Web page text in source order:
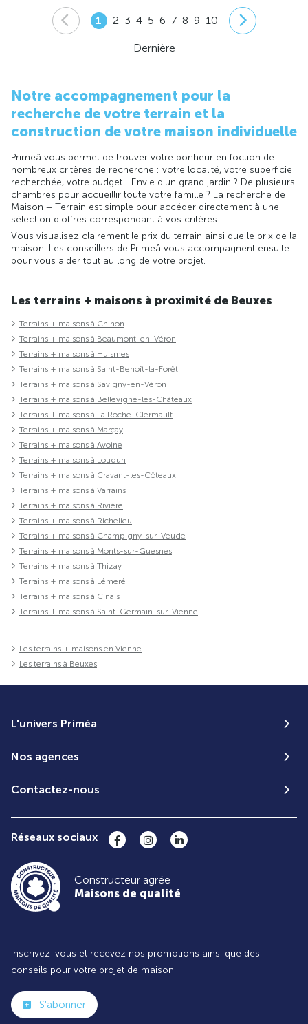
1 2 3 4 5 6 7 8 9 10
Dernière
Notre accompagnement pour la
recherche de votre terrain et la
construction de votre maison individuelle
Primeâ vous permet de trouver votre bonheur en foction de
nombreux critères de recherche : votre localité, votre superficie
recherchée, votre budget... Envie d'un grand jardin ? De plusieurs
chambres pour accueillir toute votre famille ? La recherche de
Maison + Terrain est simple pour accéder directement à une
sélection d'offres correspondant à vos critères.
Vous visualisez clairement le prix du terrain ainsi que le prix de la
maison. Les conseillers de Primeâ vous accompagnent ensuite
pour vous aider tout au long de votre projet.
Les terrains + maisons à proximité de Beuxes
Terrains + maisons à Chinon
Terrains + maisons à Beaumont-en-Véron
Terrains + maisons à Huismes
Terrains + maisons à Saint-Benoît-la-Forêt
Terrains + maisons à Savigny-en-Véron
Terrains + maisons à Bellevigne-les-Châteaux
Terrains + maisons à La Roche-Clermault
Terrains + maisons à Marçay
Terrains + maisons à Avoine
Terrains + maisons à Loudun
Terrains + maisons à Cravant-les-Côteaux
Terrains + maisons à Varrains
Terrains + maisons à Rivière
Terrains + maisons à Richelieu
Terrains + maisons à Champigny-sur-Veude
Terrains + maisons à Monts-sur-Guesnes
Terrains + maisons à Thizay
Terrains + maisons à Lémeré
Terrains + maisons à Cinais
Terrains + maisons à Saint-Germain-sur-Vienne
Les terrains + maisons en Vienne
Les terrains à Beuxes
L'univers Priméa
Nos agences
Contactez-nous
Réseaux sociaux
Constructeur agrée
Maisons de qualité
Inscrivez-vous et recevez nos promotions ainsi que des
conseils pour votre projet de maison
S'abonner